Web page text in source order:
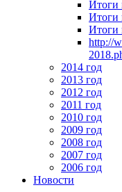
Итоги
Итоги
Итоги
http://
2014 год
2013 год
2012 год
2011 год
2010 год
2009 год
2008 год
2007 год
2006 год
Новости